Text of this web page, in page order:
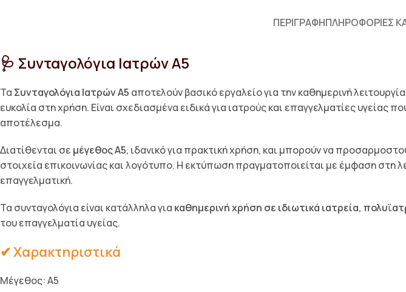
ΠΕΡΙΓΡΑΦΉΠΛΗΡΟΦΟΡΊΕΣ
🩺 Συνταγολόγια Ιατρών Α5
Τα Συνταγολόγια Ιατρών Α5 αποτελούν βασικό εργαλείο για την καθημερινή
ευκολία στη χρήση. Είναι σχεδιασμένα ειδικά για ιατρούς και επαγγελματίες
αποτέλεσμα.
Διατίθενται σε μέγεθος Α5, ιδανικό για πρακτική χρήση, και μπορούν να
στοιχεία επικοινωνίας και λογότυπο. Η εκτύπωση πραγματοποιείται με έμφαση στη
επαγγελματική.
Τα συνταγολόγια είναι κατάλληλα για καθημερινή χρήση σε ιδιωτικά ιατρεία,
του επαγγελματία υγείας.
✔ Χαρακτηριστικά
Μέγεθος: Α5